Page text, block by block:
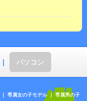
｜ パソコン
｜ 専属女の子モデル｜ 専属男の子